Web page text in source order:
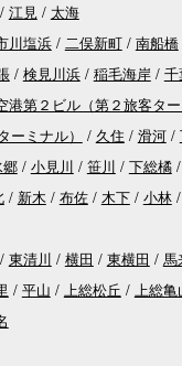
江見
太海
川塩浜 二俣新町 南船橋
検見川浜 稲毛海岸
千
港第２ビル（第２旅客ター
ーミナル）
久住 滑河
小見川 笹川 下総橘
新木 布佐 木下 小林
東清川 横田 東横田 馬
平山 上総松丘
上総亀